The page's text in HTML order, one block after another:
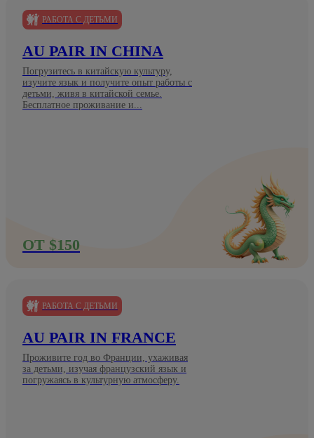
РАБОТА С ДЕТЬМИ
AU PAIR IN CHINA
Погрузитесь в китайскую культуру,
изучите язык и получите опыт работы с
детьми, живя в китайской семье.
Бесплатное проживание и...
ОТ $150
РАБОТА С ДЕТЬМИ
AU PAIR IN FRANCE
Проживите год во Франции, ухаживая
за детьми, изучая французский язык и
погружаясь в культурную атмосферу.